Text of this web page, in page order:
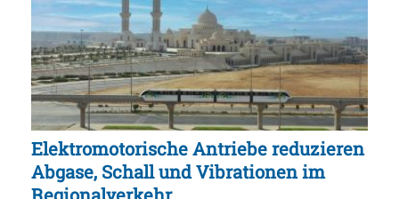
Elektromotorische Antriebe reduzieren
Abgase, Schall und Vibrationen im